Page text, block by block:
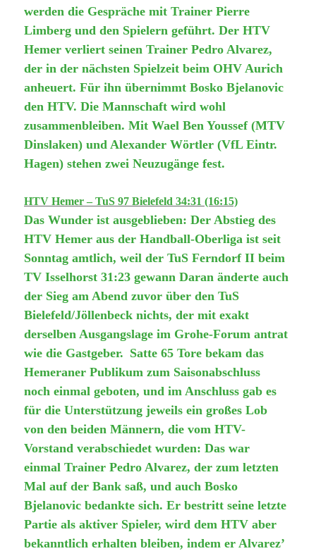
werden die Gespräche mit Trainer Pierre
Limberg und den Spielern geführt. Der HTV
Hemer verliert seinen Trainer Pedro Alvarez,
der in der nächsten Spielzeit beim OHV Aurich
anheuert. Für ihn übernimmt Bosko Bjelanovic
den HTV. Die Mannschaft wird wohl
zusammenbleiben. Mit Wael Ben Youssef (MTV
Dinslaken) und Alexander Wörtler (VfL Eintr.
Hagen) stehen zwei Neuzugänge fest.
HTV Hemer – TuS 97 Bielefeld 34:31 (16:15)
Das Wunder ist ausgeblieben: Der Abstieg des
HTV Hemer aus der Handball-Oberliga ist seit
Sonntag amtlich, weil der TuS Ferndorf II beim
TV Isselhorst 31:23 gewann Daran änderte auch
der Sieg am Abend zuvor über den TuS
Bielefeld/Jöllenbeck nichts, der mit exakt
derselben Ausgangslage im Grohe-Forum antrat
wie die Gastgeber. Satte 65 Tore bekam das
Hemeraner Publikum zum Saisonabschluss
noch einmal geboten, und im Anschluss gab es
für die Unterstützung jeweils ein großes Lob
von den beiden Männern, die vom HTV-
Vorstand verabschiedet wurden: Das war
einmal Trainer Pedro Alvarez, der zum letzten
Mal auf der Bank saß, und auch Bosko
Bjelanovic bedankte sich. Er bestritt seine letzte
Partie als aktiver Spieler, wird dem HTV aber
bekanntlich erhalten bleiben, indem er Alvarez’